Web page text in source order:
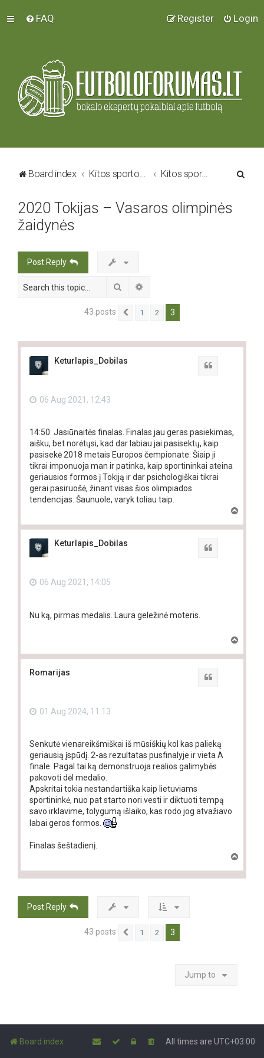
FAQ Login
Register
Board index Kitos sporto šakos Kitos sporto šakos
2020 Tokijas – Vasaros olimpinės
žaidynės
Post Reply
Search
43 posts Previous
1 2 3
Keturlapis_Dobilas
06 Aug 2021, 12:43
14:50. Jasiūnaitės finalas. Finalas jau geras pasiekimas,
aišku, bet norėtųsi, kad dar labiau jai pasisektų, kaip
pasisekė 2018 metais Europos čempionate. Šiaip ji
tikrai imponuoja man ir patinka, kaip sportininkai ateina
geriausios formos į Tokiją ir dar psichologiškai tikrai
gerai pasiruošė, žinant visas šios olimpiados
tendencijas. Šaunuole, varyk toliau taip.
p
Keturlapis_Dobilas
06 Aug 2021, 14:05
Nu ką, pirmas medalis. Laura geležinė moteris.
p
Romarijas
01 Aug 2024, 11:13
Senkutė vienareikšmiškai iš mūsiškių kol kas palieką
geriausią įspūdį. 2-as rezultatas pusfinalyje ir vieta A
finale. Pagal tai ką demonstruoja realios galimybės
pakovoti dėl medalio.
Apskritai tokia nestandartiška kaip lietuviams
sportininkė, nuo pat starto nori vesti ir diktuoti tempą
savo irklavime, tolygumą išlaiko, kas rodo jog atvažiavo
labai geros formos.
Finalas šeštadienį.
Post Reply
43 posts Previous
1 2 3
Jump to
Board index All times are UTC+03:00